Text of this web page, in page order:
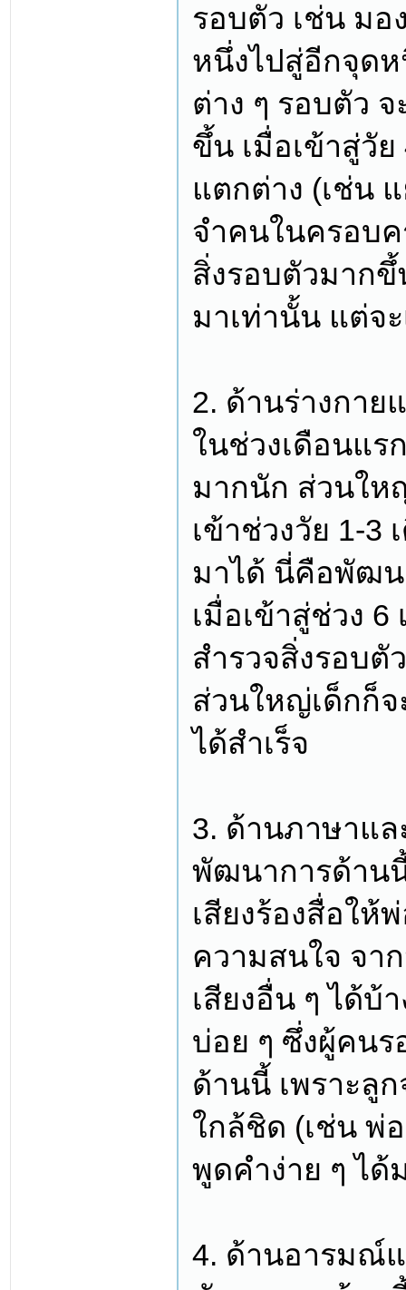
รอบตัว เช่น มอ
หนึ่งไปสู่อีกจุดห
ต่าง ๆ รอบตัว
ขึ้น เมื่อเข้าสู่วัย
แตกต่าง (เช่น
จำคนในครอบค
สิ่งรอบตัวมากขึ้
มาเท่านั้น แต่จ
2. ด้านร่างกาย
ในช่วงเดือนแร
มากนัก ส่วนให
เข้าช่วงวัย 1-3
มาได้ นี่คือพัฒน
เมื่อเข้าสู่ช่วง 6
สำรวจสิ่งรอบ
ส่วนใหญ่เด็กก็จ
ได้สำเร็จ
3. ด้านภาษาแล
พัฒนาการด้าน
เสียงร้องสื่อให้
ความสนใจ จา
เสียงอื่น ๆ ได้บ้
บ่อย ๆ ซึ่งผู้คน
ด้านนี้ เพราะลู
ใกล้ชิด (เช่น พ่
พูดคำง่าย ๆ ได้
4. ด้านอารมณ์